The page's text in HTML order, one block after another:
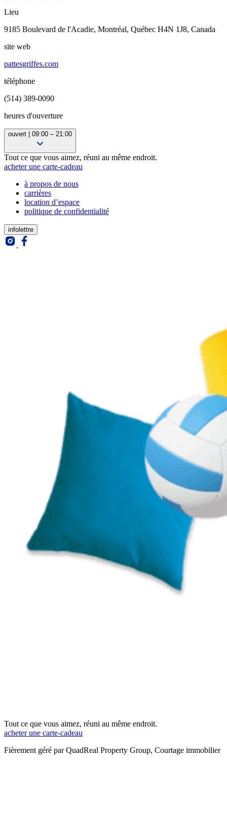
Lieu
9185 Boulevard de l'Acadie, Montréal, Québec H4N 1J8, Canada
site web
pattesgriffes.com
téléphone
(514) 389-0090
heures d'ouverture
ouvert | 09:00 – 21:00
09:00 – 19:00
09:00 – 21:00
09:00 – 21:00
09:00 – 21:00
09:00 – 21:00
09:00 – 17:00
Tout ce que vous aimez, réuni au même endroit.
acheter une carte-cadeau
à propos de nous
carrières
location d’espace
politique de confidentialité
infolettre
Tout ce que vous aimez, réuni au même endroit.
acheter une carte-cadeau
Fièrement géré par QuadReal Property Group, Courtage immobilier